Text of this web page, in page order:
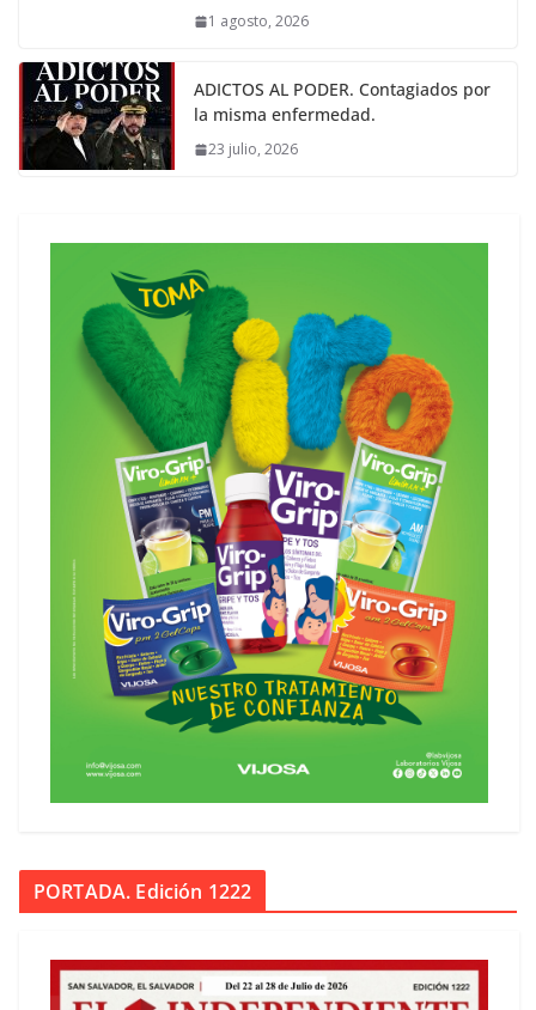
1 agosto, 2026
ADICTOS AL PODER. Contagiados por
la misma enfermedad.
23 julio, 2026
PORTADA. Edición 1222